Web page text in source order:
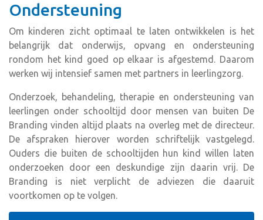
Ondersteuning
Om kinderen zicht optimaal te laten ontwikkelen is het
belangrijk dat onderwijs, opvang en ondersteuning
rondom het kind goed op elkaar is afgestemd. Daarom
werken wij intensief samen met partners in leerlingzorg.
Onderzoek, behandeling, therapie en ondersteuning van
leerlingen onder schooltijd door mensen van buiten De
Branding vinden altijd plaats na overleg met de directeur.
De afspraken hierover worden schriftelijk vastgelegd.
Ouders die buiten de schooltijden hun kind willen laten
onderzoeken door een deskundige zijn daarin vrij. De
Branding is niet verplicht de adviezen die daaruit
voortkomen op te volgen.